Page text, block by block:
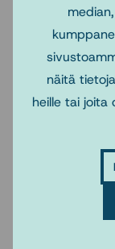
näitä
heille tai joita
tutkimuksessa
huomioiden
erityispiirteet.
Sosnetin
http://